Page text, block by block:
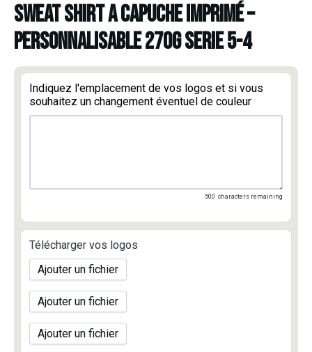
SWEAT SHIRT A CAPUCHE IMPRIMÉ –
PERSONNALISABLE 270G SERIE 5-4
Indiquez l'emplacement de vos logos et si vous
souhaitez un changement éventuel de couleur
500 characters remaining
Télécharger vos logos
Ajouter un fichier
Ajouter un fichier
Ajouter un fichier